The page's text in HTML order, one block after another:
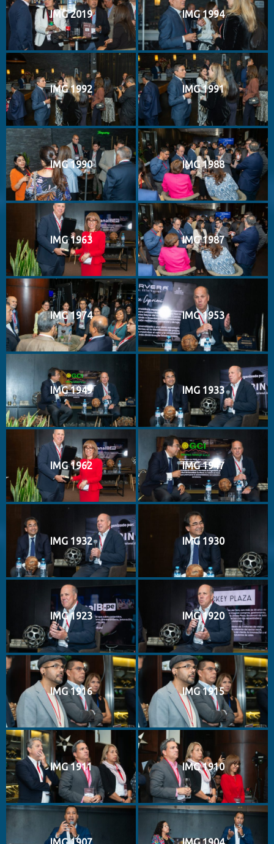
IMG 2019 IMG 1994
IMG 1992 IMG 1991
IMG 1990 IMG 1988
IMG 1963 IMG 1987
IMG 1974 IMG 1953
IMG 1949 IMG 1933
IMG 1962 IMG 1947
IMG 1932 IMG 1930
IMG 1923 IMG 1920
IMG 1916 IMG 1915
IMG 1911 IMG 1910